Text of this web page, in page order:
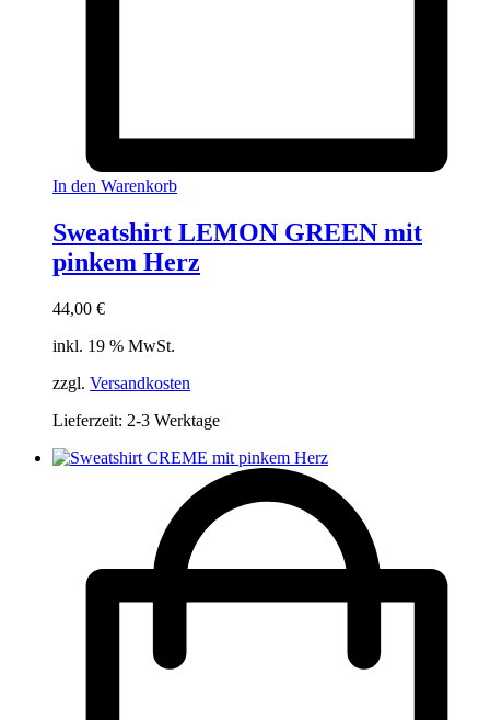
In den Warenkorb
Sweatshirt LEMON GREEN mit
pinkem Herz
44,00 €
inkl. 19 % MwSt.
zzgl. Versandkosten
Lieferzeit: 2-3 Werktage